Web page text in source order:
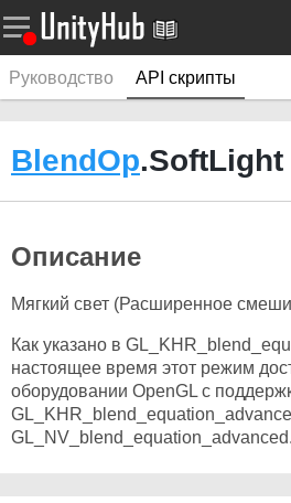
Руководство API скрипты
BlendOp.SoftLight
Описание
Мягкий свет (Расширенное
Как указано в
настоящее время этот режим
оборудовании OpenGL с
GL_NV_blend_equation_advanced.